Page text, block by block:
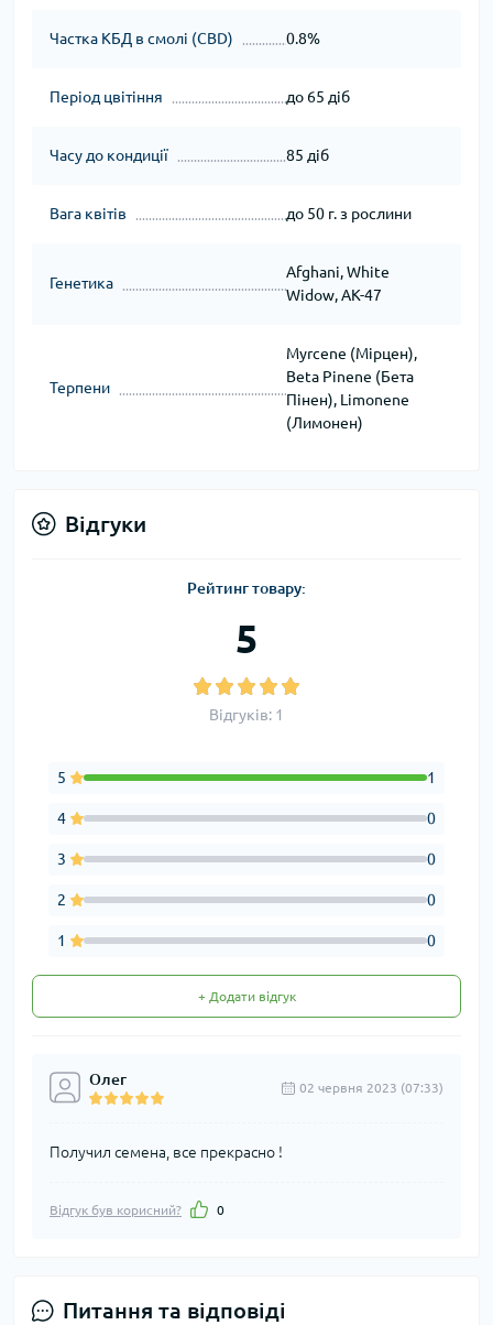
Частка КБД в смолі (CBD) 0.8%
Період цвітіння до 65 діб
Часу до кондиції 85 діб
Вага квітів до 50 г. з рослини
Генетика
Afghani, White
Widow, АК-47
Терпени
Myrcene (Мірцен),
Beta Pinene (Бета
Пінен), Limonene
(Лимонен)
Відгуки
Рейтинг товару:
5
Відгуків: 1
5 1
4 0
3 0
2 0
1 0
+ Додати відгук
Олег 02 червня 2023 (07:33)
Получил семена, все прекрасно !
Відгук був корисний? 0
Питання та відповіді